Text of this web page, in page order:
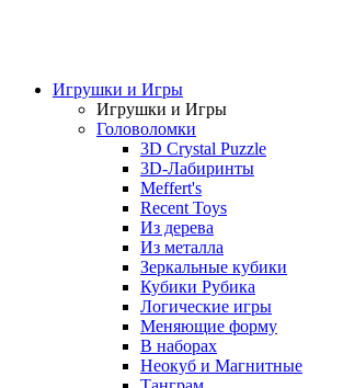
Игрушки и Игры
Игрушки и Игры
Головоломки
3D Crystal Puzzle
3D-Лабиринты
Meffert's
Recent Toys
Из дерева
Из металла
Зеркальные кубики
Кубики Рубика
Логические игры
Меняющие форму
В наборах
Неокуб и Магнитные